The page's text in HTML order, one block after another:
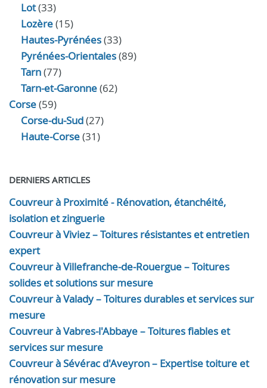
Lot(33)
Lozère(15)
Hautes-Pyrénées(33)
Pyrénées-Orientales(89)
Tarn(77)
Tarn-et-Garonne(62)
Corse(59)
Corse-du-Sud(27)
Haute-Corse(31)
DERNIERS ARTICLES
Couvreur à Proximité - Rénovation, étanchéité,
isolation et zinguerie
Couvreur à Viviez – Toitures résistantes et entretien
expert
Couvreur à Villefranche-de-Rouergue – Toitures
solides et solutions sur mesure
Couvreur à Valady – Toitures durables et services sur
mesure
Couvreur à Vabres-l'Abbaye – Toitures fiables et
services sur mesure
Couvreur à Sévérac d'Aveyron – Expertise toiture et
rénovation sur mesure